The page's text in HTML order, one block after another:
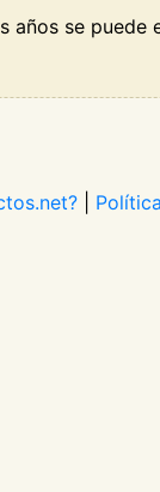
años se puede
|